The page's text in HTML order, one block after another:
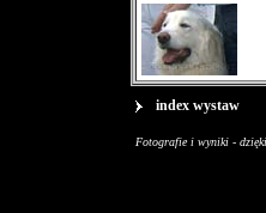
index wystaw
Fotografie i wyniki -